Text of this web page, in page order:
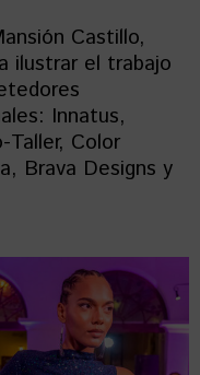
Castillo,
ilustrar el trabajo
Innatus,
Taller, Color
Brava Designs y